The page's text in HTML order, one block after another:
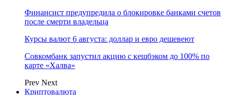
Финансист предупредила о блокировке банками счетов
после смерти владельца
Курсы валют 6 августа: доллар и евро дешевеют
Совкомбанк запустил акцию с кешбэком до 100% по
карте «Халва»
Prev Next
Криптовалюта